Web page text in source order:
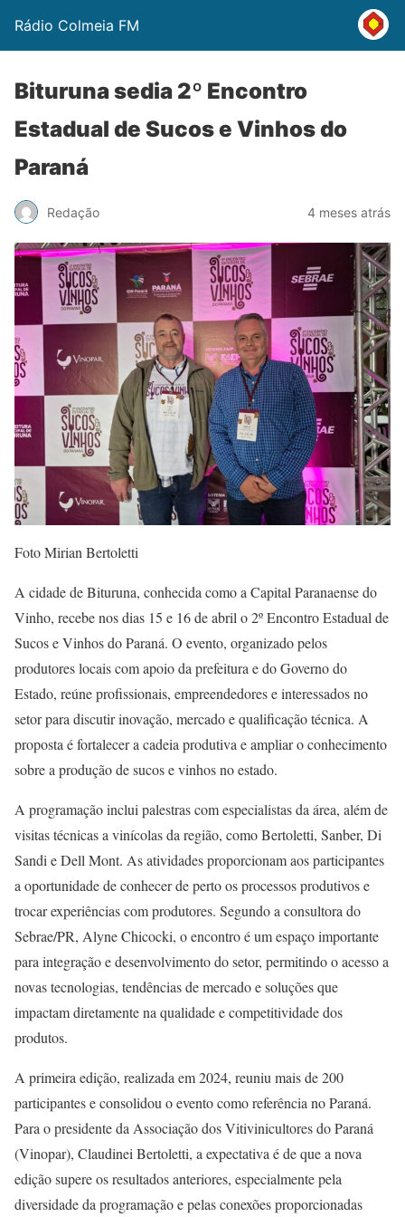
Rádio Colmeia FM
Bituruna sedia 2º Encontro
Estadual de Sucos e Vinhos do
Paraná
Redação 4 meses atrás
Foto Mirian Bertoletti
A cidade de Bituruna, conhecida como a Capital Paranaense do
Vinho, recebe nos dias 15 e 16 de abril o 2º Encontro Estadual de
Sucos e Vinhos do Paraná. O evento, organizado pelos
produtores locais com apoio da prefeitura e do Governo do
Estado, reúne profissionais, empreendedores e interessados no
setor para discutir inovação, mercado e qualificação técnica. A
proposta é fortalecer a cadeia produtiva e ampliar o conhecimento
sobre a produção de sucos e vinhos no estado.
A programação inclui palestras com especialistas da área, além de
visitas técnicas a vinícolas da região, como Bertoletti, Sanber, Di
Sandi e Dell Mont. As atividades proporcionam aos participantes
a oportunidade de conhecer de perto os processos produtivos e
trocar experiências com produtores. Segundo a consultora do
Sebrae/PR, Alyne Chicocki, o encontro é um espaço importante
para integração e desenvolvimento do setor, permitindo o acesso a
novas tecnologias, tendências de mercado e soluções que
impactam diretamente na qualidade e competitividade dos
produtos.
A primeira edição, realizada em 2024, reuniu mais de 200
participantes e consolidou o evento como referência no Paraná.
Para o presidente da Associação dos Vitivinicultores do Paraná
(Vinopar), Claudinei Bertoletti, a expectativa é de que a nova
edição supere os resultados anteriores, especialmente pela
diversidade da programação e pelas conexões proporcionadas